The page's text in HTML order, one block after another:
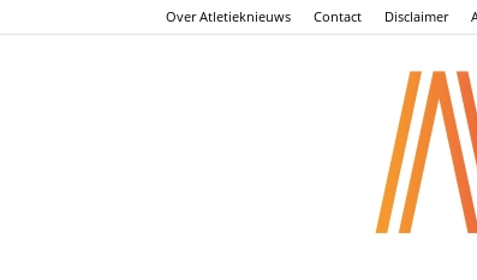
Over Atletieknieuws Contact Disclaimer